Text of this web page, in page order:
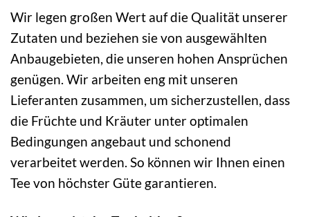
Wir legen großen Wert auf die Qualität unserer
Zutaten und beziehen sie von ausgewählten
Anbaugebieten, die unseren hohen Ansprüchen
genügen. Wir arbeiten eng mit unseren
Lieferanten zusammen, um sicherzustellen, dass
die Früchte und Kräuter unter optimalen
Bedingungen angebaut und schonend
verarbeitet werden. So können wir Ihnen einen
Tee von höchster Güte garantieren.